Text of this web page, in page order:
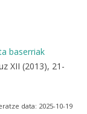
baserriak
XII (2013), 21-
data: 2025-10-19